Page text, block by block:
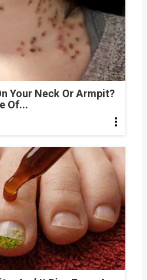
Your Neck Or Armpit?
Of...